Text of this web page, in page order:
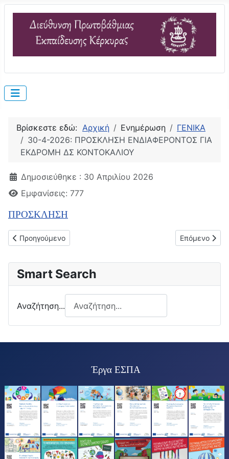
Βρίσκεστε εδώ: Αρχική Ενημέρωση
ΓΕΝΙΚΑ
30-4-2026: ΠΡΟΣΚΛΗΣΗ ΕΝΔΙΑΦΕΡΟΝΤΟΣ ΓΙΑ
ΕΚΔΡΟΜΗ ΔΣ ΚΟΝΤΟΚΑΛΙΟΥ
Λεπτομέρειες
Δημοσιεύθηκε : 30 Απριλίου 2026
Εμφανίσεις: 777
ΠΡΟΣΚΛΗΣΗ
Προηγούμενο άρθρο: 4-5-2026: ΣΤΟΙΧΕΙΑ ΕΚΤΕΛΕΣΗΣ
Προηγούμενο Επόμενο
Επόμενο
Smart Search
Αναζήτηση...
Έργα ΕΣΠΑ